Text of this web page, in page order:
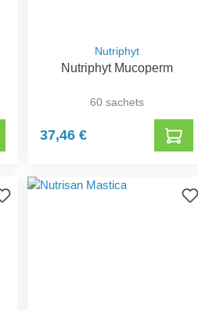
Nutriphyt
Nutriphyt Mucoperm
60 sachets
37,46 €